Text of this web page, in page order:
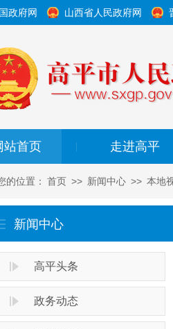
政府网 山西省人民政府网
站首页 走进高平
的位置： 首页 >> 新闻中心 >> 本地
新闻中心
高平头条
政务动态